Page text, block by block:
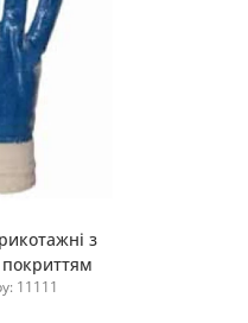
Купити
з
11111